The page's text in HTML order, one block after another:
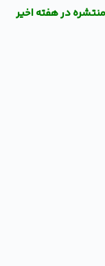
در هفته اخیر